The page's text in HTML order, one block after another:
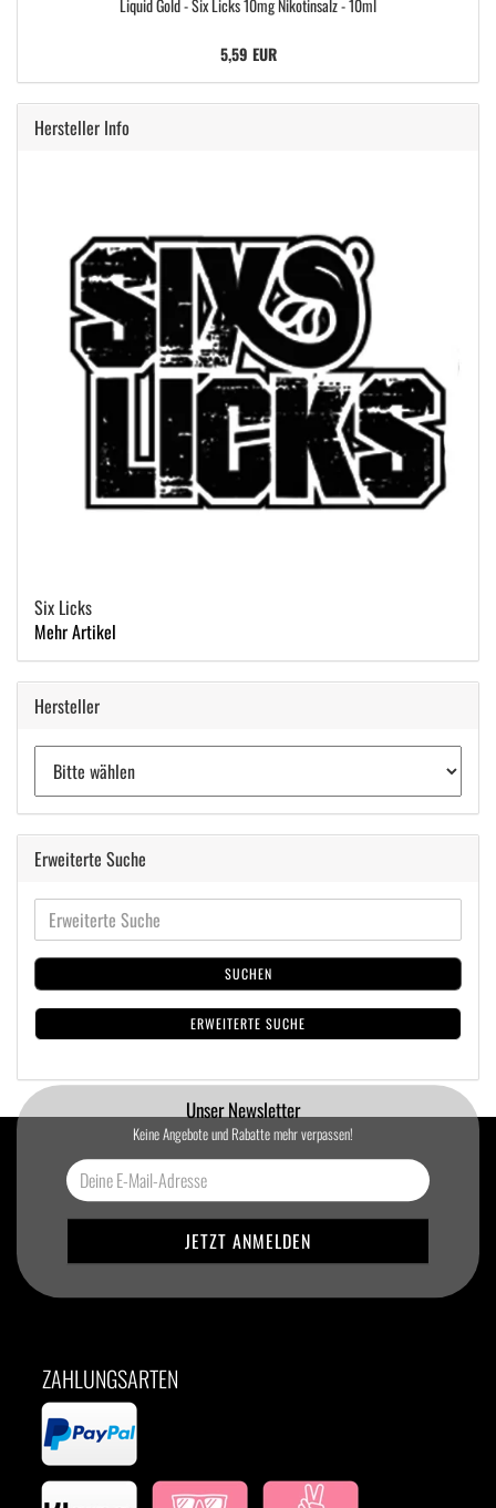
Liquid Gold - Six Licks 10mg Nikotinsalz - 10ml
5,59 EUR
Hersteller Info
Six Licks
Mehr Artikel
Hersteller
Erweiterte Suche
SUCHEN
ERWEITERTE SUCHE
Unser Newsletter
Keine Angebote und Rabatte mehr verpassen!
ZAHLUNGSARTEN